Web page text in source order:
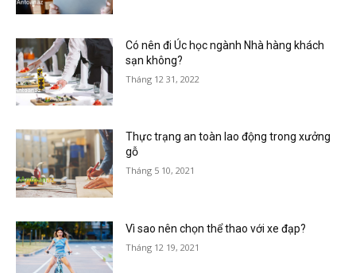
Có nên đi Úc học ngành Nhà hàng khách
sạn không?
Tháng 12 31, 2022
Thực trạng an toàn lao động trong xưởng
gỗ
Tháng 5 10, 2021
Vì sao nên chọn thể thao với xe đạp?
Tháng 12 19, 2021